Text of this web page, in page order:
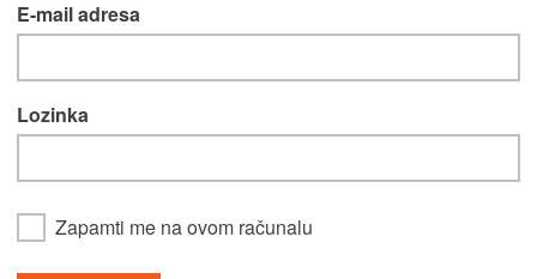
E-mail adresa
Lozinka
Zapamti me na ovom računalu